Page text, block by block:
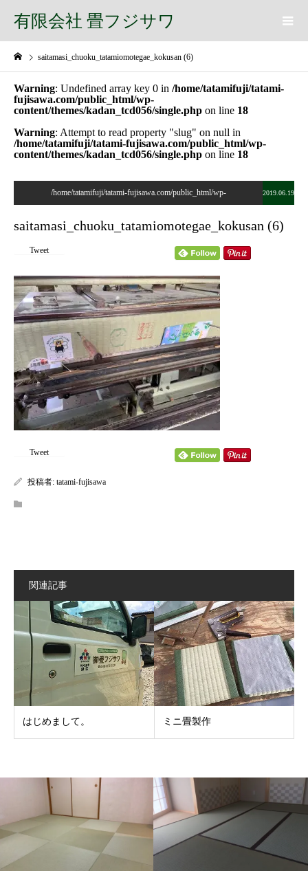
有限会社 畳フジサワ
saitamasi_chuoku_tatamiomotegae_kokusan (6)
Warning: Undefined array key 0 in /home/tatamifuji/tatami-
fujisawa.com/public_html/wp-
content/themes/kadan_tcd056/single.php on line 18
Warning: Attempt to read property "slug" on null in
/home/tatamifuji/tatami-fujisawa.com/public_html/wp-
content/themes/kadan_tcd056/single.php on line 18
/home/tatamifuji/tatami-fujisawa.com/public_html/wp-
fujisawa.com/public_html/wp-
content/themes/kadan_tcd056/single.phpon line
Warning: Attempt to read property "name" on null in
/home/tatamifuji/tatami-fujisawa.com/public_html/wp-
content/themes/kadan_tcd056/single.phpon line28
2019.06.19
saitamasi_chuoku_tatamiomotegae_kokusan (6)
Tweet
Tweet
投稿者: tatami-fujisawa
関連記事
はじめまして。 ミニ畳製作